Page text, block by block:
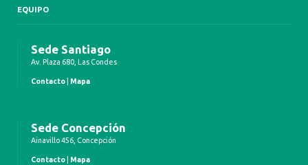
EQUIPO
Sede Santiago
Av. Plaza 680, Las Condes
Contacto Mapa
Sede Concepción
Ainavillo 456, Concepción
Contacto Mapa